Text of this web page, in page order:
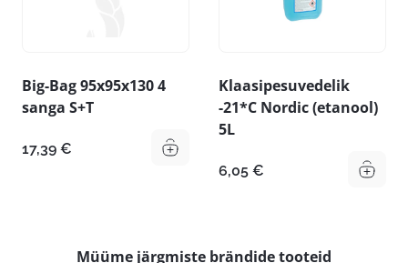
Big-Bag 95x95x130 4
sanga S+T
17,39 €
Klaasipesuvedelik
-21*C Nordic (etanool)
5L
6,05 €
Müüme järgmiste brändide tooteid